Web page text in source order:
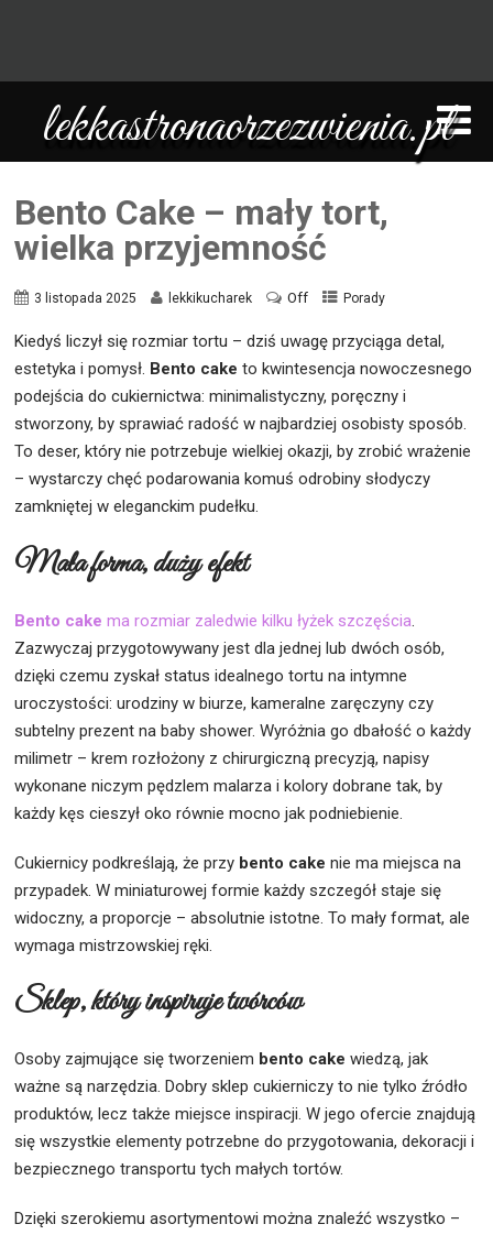
lekkastronaorzezwienia.pl
Bento Cake – mały tort,
wielka przyjemność
3 listopada 2025 lekkikucharek Off Porady
Kiedyś liczył się rozmiar tortu – dziś uwagę przyciąga detal,
estetyka i pomysł. Bento cake to kwintesencja nowoczesnego
podejścia do cukiernictwa: minimalistyczny, poręczny i
stworzony, by sprawiać radość w najbardziej osobisty sposób.
To deser, który nie potrzebuje wielkiej okazji, by zrobić wrażenie
– wystarczy chęć podarowania komuś odrobiny słodyczy
zamkniętej w eleganckim pudełku.
Mała forma, duży efekt
Bento cake ma rozmiar zaledwie kilku łyżek szczęścia.
Zazwyczaj przygotowywany jest dla jednej lub dwóch osób,
dzięki czemu zyskał status idealnego tortu na intymne
uroczystości: urodziny w biurze, kameralne zaręczyny czy
subtelny prezent na baby shower. Wyróżnia go dbałość o każdy
milimetr – krem rozłożony z chirurgiczną precyzją, napisy
wykonane niczym pędzlem malarza i kolory dobrane tak, by
każdy kęs cieszył oko równie mocno jak podniebienie.
Cukiernicy podkreślają, że przy bento cake nie ma miejsca na
przypadek. W miniaturowej formie każdy szczegół staje się
widoczny, a proporcje – absolutnie istotne. To mały format, ale
wymaga mistrzowskiej ręki.
Sklep, który inspiruje twórców
Osoby zajmujące się tworzeniem bento cake wiedzą, jak
ważne są narzędzia. Dobry sklep cukierniczy to nie tylko źródło
produktów, lecz także miejsce inspiracji. W jego ofercie znajdują
się wszystkie elementy potrzebne do przygotowania, dekoracji i
bezpiecznego transportu tych małych tortów.
Dzięki szerokiemu asortymentowi można znaleźć wszystko –